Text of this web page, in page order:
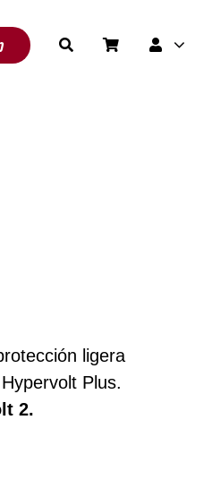
ligera
Plus.
2.